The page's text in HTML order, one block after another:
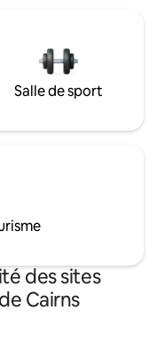
Salle de sport
des sites
Cairns